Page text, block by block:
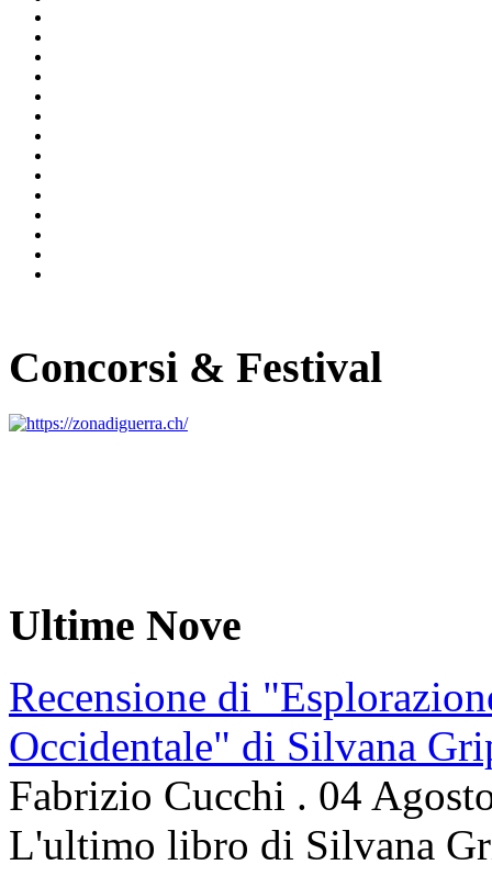
Concorsi & Festival
Ultime Nove
Recensione di
Occidentale" di Silvana
Fabrizio Cucchi . 04
L'ultimo libro di Silvana